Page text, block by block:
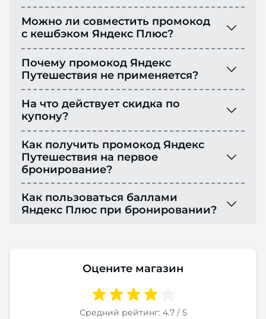
Можно ли совместить промокод
с кешбэком Яндекс Плюс?
Почему промокод Яндекс
Путешествия не применяется?
На что действует скидка по
купону?
Как получить промокод Яндекс
Путешествия на первое
бронирование?
Как пользоваться баллами
Яндекс Плюс при бронировании?
Оцените магазин
Средний рейтинг: 4.7 / 5